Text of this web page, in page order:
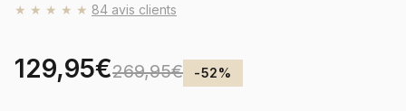
★★★★★ 84 avis clients
129,95€269,95€ -52%